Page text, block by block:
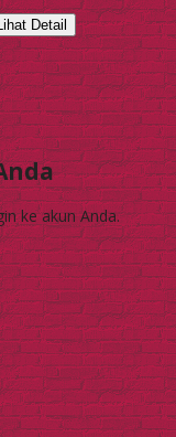
Detail
ke akun Anda.